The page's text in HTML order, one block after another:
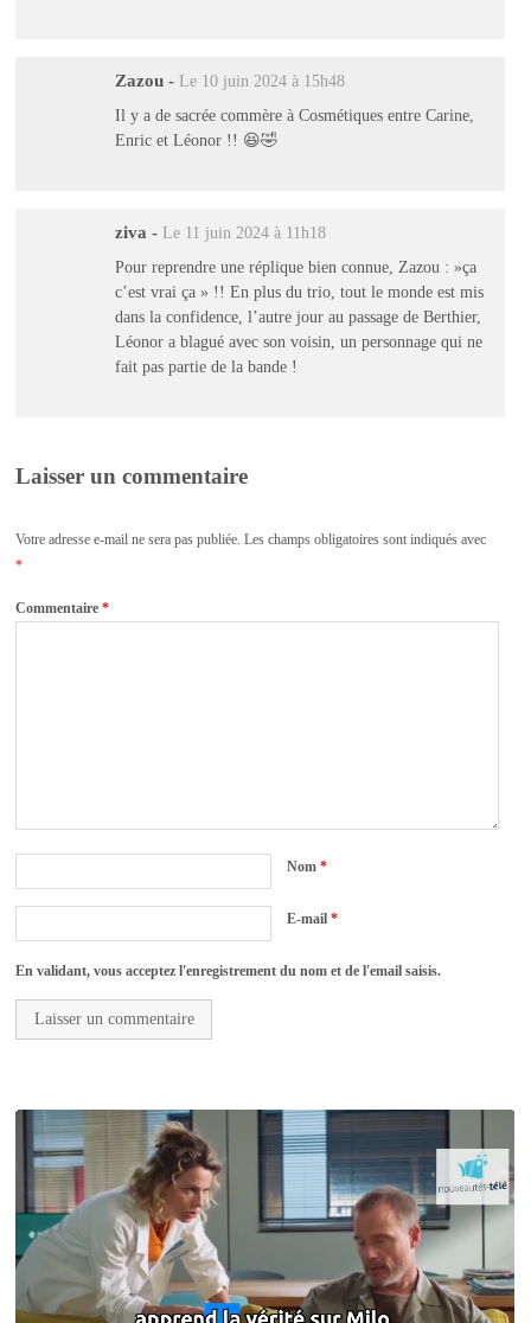
Zazou - Le 10 juin 2024 à 15h48
Il y a de sacrée commère à Cosmétiques entre Carine,
Enric et Léonor !! 😆🤣
ziva - Le 11 juin 2024 à 11h18
Pour reprendre une réplique bien connue, Zazou : »ça
c’est vrai ça » !! En plus du trio, tout le monde est mis
dans la confidence, l’autre jour au passage de Berthier,
Léonor a blagué avec son voisin, un personnage qui ne
fait pas partie de la bande !
Laisser un commentaire
Votre adresse e-mail ne sera pas publiée. Les champs obligatoires sont indiqués avec
*
Commentaire*
Nom*
E-mail*
En validant, vous acceptez l'enregistrement du nom et de l'email saisis.